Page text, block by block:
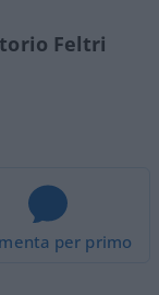
Feltri
per primo